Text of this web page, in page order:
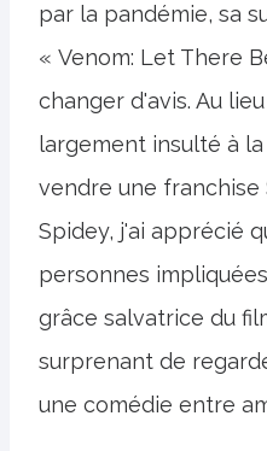
par la pandémie, sa
« Venom: Let There
changer d'avis. Au
largement insulté à
vendre une franchise
Spidey, j'ai apprécié
personnes
grâce salvatrice du
surprenant de
une comédie entre